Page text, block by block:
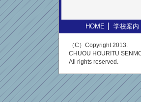
HOME 学校案内
（C）Copyright 2013.
CHUOU HOURITU
All rights reserved.